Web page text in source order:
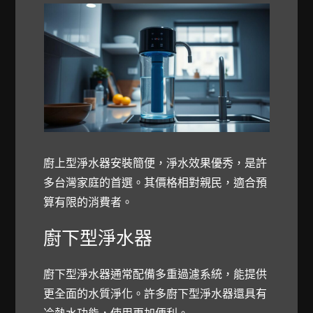
廚上型淨水器安裝簡便，淨水效果優秀，是許
多台灣家庭的首選。其價格相對親民，適合預
算有限的消費者。
廚下型淨水器
廚下型淨水器通常配備多重過濾系統，能提供
更全面的水質淨化。許多廚下型淨水器還具有